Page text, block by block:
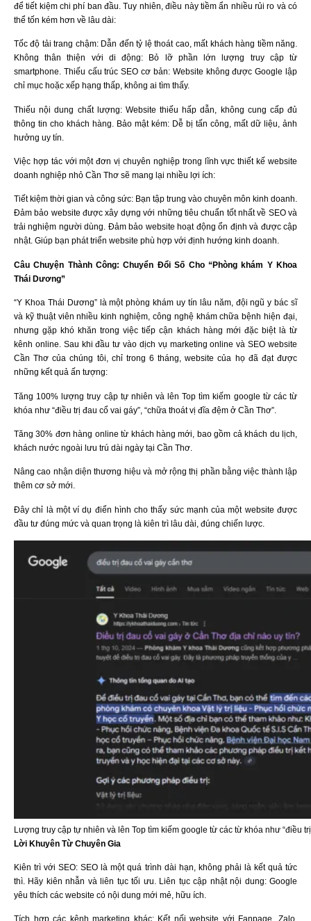
để tiết kiệm chi phí ban đầu. Tuy nhiên, điều này tiềm ẩn nhiều rủi ro và có
thể tốn kém hơn về lâu dài:
Tốc độ tải trang chậm: Dẫn đến tỷ lệ thoát cao, mất khách hàng tiềm năng.
Không thân thiện với di động: Bỏ lỡ phần lớn lượng truy cập từ
smartphone. Thiếu cấu trúc SEO cơ bản: Website không được Google lập
chỉ mục hoặc xếp hạng thấp, không ai tìm thấy.
Thiếu nội dung chất lượng: Website thiếu hấp dẫn, không cung cấp đủ
thông tin cho khách hàng. Bảo mật kém: Dễ bị tấn công, mất dữ liệu, ảnh
hưởng uy tín.
Việc hợp tác với một đơn vị chuyên nghiệp trong lĩnh vực thiết kế website
doanh nghiệp nhỏ Cần Thơ sẽ mang lại nhiều lợi ích:
Tiết kiệm thời gian và công sức: Bạn tập trung vào chuyên môn kinh doanh.
Đảm bảo website được xây dựng với những tiêu chuẩn tốt nhất về SEO và
trải nghiệm người dùng. Đảm bảo website hoạt động ổn định và được cập
nhật. Giúp bạn phát triển website phù hợp với định hướng kinh doanh.
Câu Chuyện Thành Công: Chuyển Đổi Số Cho “Phòng khám Y Khoa
Thái Dương”
“Y Khoa Thái Dương” là một phòng khám uy tín lâu năm, đội ngũ y bác sĩ
và kỹ thuật viên nhiều kinh nghiệm, công nghệ khám chữa bệnh hiện đại,
nhưng gặp khó khăn trong việc tiếp cận khách hàng mới đặc biệt là từ
kênh online. Sau khi đầu tư vào dịch vụ marketing online và SEO website
Cần Thơ của chúng tôi, chỉ trong 6 tháng, website của họ đã đạt được
những kết quả ấn tượng:
Tăng 100% lượng truy cập tự nhiên và lên Top tìm kiếm google từ các từ
khóa như “điều trị đau cổ vai gáy”, “chữa thoát vị đĩa đệm ở Cần Thơ”.
Tăng 30% đơn hàng online từ khách hàng mới, bao gồm cả khách du lịch,
khách nước ngoài lưu trú dài ngày tại Cần Thơ.
Nâng cao nhận diện thương hiệu và mở rộng thị phần bằng việc thành lập
thêm cơ sở mới.
Đây chỉ là một ví dụ điển hình cho thấy sức mạnh của một website được
đầu tư đúng mức và quan trọng là kiên trì lâu dài, đúng chiến lược.
Lượng truy cập tự nhiên và lên Top tìm kiếm google từ các từ khóa như “điều
Lời Khuyên Từ Chuyên Gia
Kiên trì với SEO: SEO là một quá trình dài hạn, không phải là kết quả tức
thì. Hãy kiên nhẫn và liên tục tối ưu. Liên tục cập nhật nội dung: Google
yêu thích các website có nội dung mới mẻ, hữu ích.